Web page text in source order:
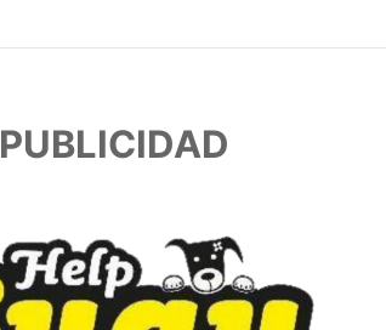
PUBLICIDAD